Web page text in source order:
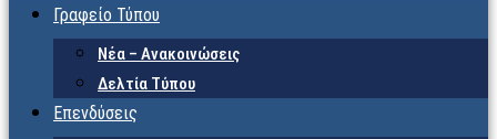
Γραφείο Τύπου
Νέα – Ανακοινώσεις
Δελτία Τύπου
Επενδύσεις